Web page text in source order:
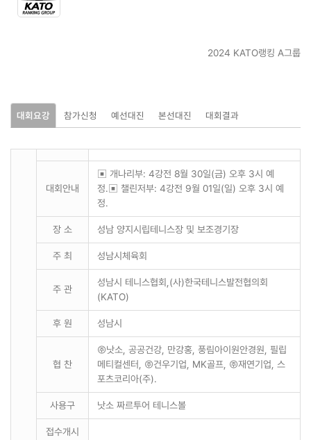
2024 KATO랭킹 A그룹
대회요강 참가신청 예선대진 본선대진 대회결과
대회안내
▣ 개나리부: 4강전 8월 30일(금) 오후 3시 예
정.▣ 챌린저부: 4강전 9월 01일(일) 오후 3시 예
정.
장 소 성남 양지시립테니스장 및 보조경기장
주 최 성남시체육회
주 관
성남시 테니스협회,(사)한국테니스발전협의회
(KATO)
후 원 성남시
협 찬
㈜낫소, 공공건강, 만강홍, 풍림아이원안경원, 필립
메티컬센터, ㈜건우기업, MK골프, ㈜재연기업, 스
포츠코리아(주).
사용구 낫소 짜르투어 테니스볼
접수개시